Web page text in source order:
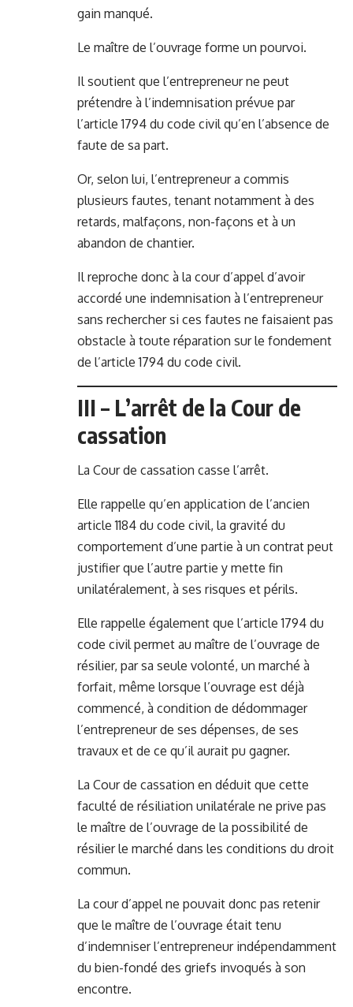
gain manqué.
Le maître de l’ouvrage forme un pourvoi.
Il soutient que l’entrepreneur ne peut
prétendre à l’indemnisation prévue par
l’article 1794 du code civil qu’en l’absence de
faute de sa part.
Or, selon lui, l’entrepreneur a commis
plusieurs fautes, tenant notamment à des
retards, malfaçons, non-façons et à un
abandon de chantier.
Il reproche donc à la cour d’appel d’avoir
accordé une indemnisation à l’entrepreneur
sans rechercher si ces fautes ne faisaient pas
obstacle à toute réparation sur le fondement
de l’article 1794 du code civil.
III – L’arrêt de la Cour de
cassation
La Cour de cassation casse l’arrêt.
Elle rappelle qu’en application de l’ancien
article 1184 du code civil, la gravité du
comportement d’une partie à un contrat peut
justifier que l’autre partie y mette fin
unilatéralement, à ses risques et périls.
Elle rappelle également que l’article 1794 du
code civil permet au maître de l’ouvrage de
résilier, par sa seule volonté, un marché à
forfait, même lorsque l’ouvrage est déjà
commencé, à condition de dédommager
l’entrepreneur de ses dépenses, de ses
travaux et de ce qu’il aurait pu gagner.
La Cour de cassation en déduit que cette
faculté de résiliation unilatérale ne prive pas
le maître de l’ouvrage de la possibilité de
résilier le marché dans les conditions du droit
commun.
La cour d’appel ne pouvait donc pas retenir
que le maître de l’ouvrage était tenu
d’indemniser l’entrepreneur indépendamment
du bien-fondé des griefs invoqués à son
encontre.